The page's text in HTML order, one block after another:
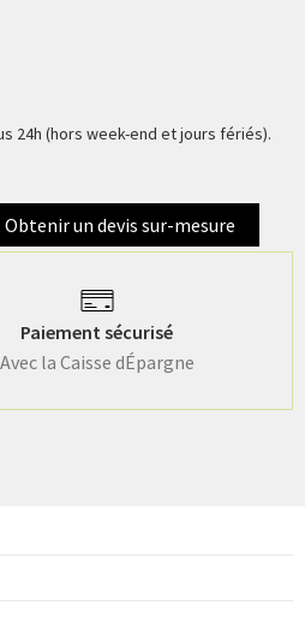
24h (hors week-end et jours fériés).
Obtenir un devis sur-mesure
Paiement sécurisé
Avec la Caisse dÉpargne